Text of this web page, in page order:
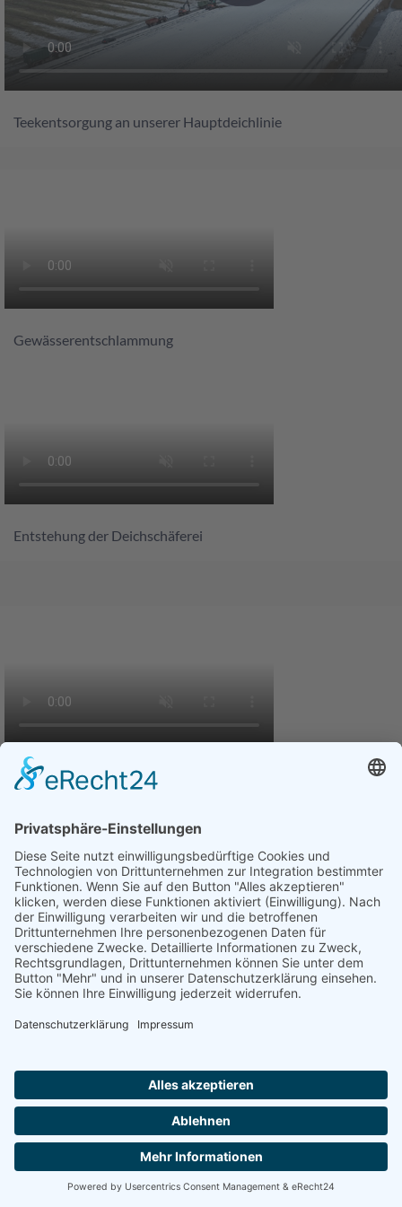
Teekentsorgung an unserer Hauptdeichlinie
Gewässerentschlammung
Entstehung der Deichschäferei
Küstenschutz - Deichverstärkung in Harlesiel
Katastrophenschutzübung 2024